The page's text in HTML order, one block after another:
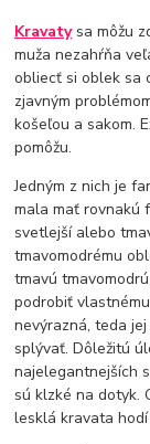
Kravatysa môžu
muža nezahŕňa
obliecť si oblek sa
zjavným
košeľou a sakom.
pomôžu.
Jedným z nich je
mala mať rovnakú
svetlejší alebo
tmavomodrému
tmavú
podrobiť
nevýrazná, teda
splývať. Dôležitú
najelegantnejších
sú klzké na dotyk.
lesklá kravata hodí